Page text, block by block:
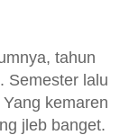
tahun
Semester lalu
kemaren
jleb banget.